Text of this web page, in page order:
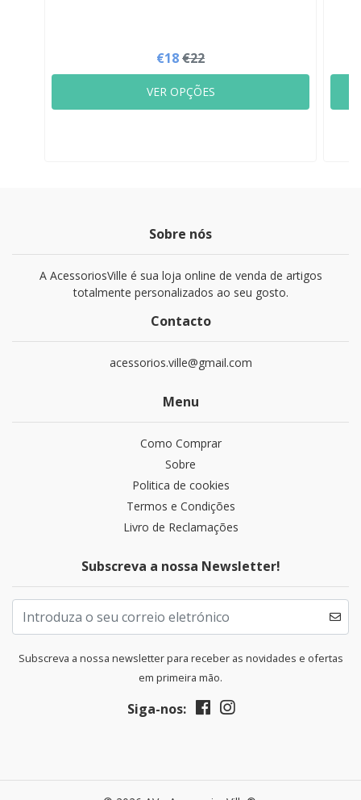
€18€22
VER OPÇÕES
Sobre nós
A AcessoriosVille é sua loja online de venda de artigos
totalmente personalizados ao seu gosto.
Contacto
acessorios.ville@gmail.com
Menu
Como Comprar
Sobre
Politica de cookies
Termos e Condições
Livro de Reclamações
Subscreva a nossa Newsletter!
Subscreva a nossa newsletter para receber as novidades e ofertas
em primeira mão.
Siga-nos: